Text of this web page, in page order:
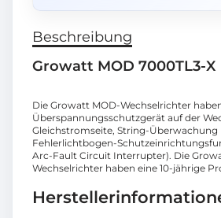
Beschreibung
Growatt MOD 7000TL3-X
Die Growatt MOD-Wechselrichter
Überspannungsschutzgerät auf der
Gleichstromseite, String-Überwachung
Fehlerlichtbogen-
Arc-Fault Circuit Interrupter). Die
Wechselrichter haben eine 10-jährige